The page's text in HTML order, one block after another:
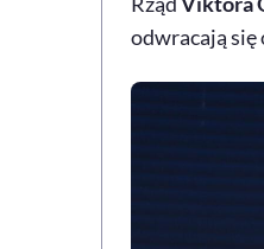
odwracają się